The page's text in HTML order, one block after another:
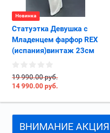
Новинка
Статуэтка Девушка с
Младенцем фарфор REX
(испания)винтаж 23см
19 990.00 руб.
14 990.00руб.
ВНИМАНИЕ АКЦИЯ